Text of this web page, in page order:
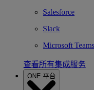
Salesforce
Slack
Microsoft Teams
查看所有集成服务
ONE 平台